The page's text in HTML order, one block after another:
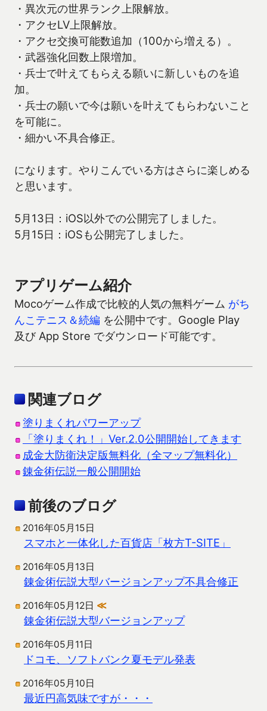
・異次元の世界ランク上限解放。
・アクセLV上限解放。
・アクセ交換可能数追加（100から増える）。
・武器強化回数上限増加。
・兵士で叶えてもらえる願いに新しいものを追
加。
・兵士の願いで今は願いを叶えてもらわないこと
を可能に。
・細かい不具合修正。
になります。やりこんでいる方はさらに楽しめる
と思います。
5月13日：iOS以外での公開完了しました。
5月15日：iOSも公開完了しました。
アプリゲーム紹介
Mocoゲーム作成で比較的人気の無料ゲーム がち
んこテニス＆続編 を公開中です。Google Play
及び App Store でダウンロード可能です。
関連ブログ
塗りまくれパワーアップ
「塗りまくれ！」Ver.2.0公開開始してきます
成金大防衛決定版無料化（全マップ無料化）
錬金術伝説一般公開開始
前後のブログ
2016年05月15日
スマホと一体化した百貨店「枚方T-SITE」
2016年05月13日
錬金術伝説大型バージョンアップ不具合修正
2016年05月12日 ≪
錬金術伝説大型バージョンアップ
2016年05月11日
ドコモ、ソフトバンク夏モデル発表
2016年05月10日
最近円高気味ですが・・・